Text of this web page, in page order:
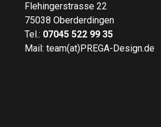
Flehingerstrasse 22
75038 Oberderdingen
Tel.: 07045 522 99 35
Mail: team(at)PREGA-Design.de